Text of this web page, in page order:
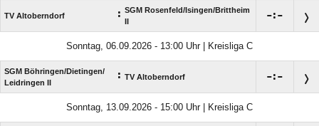
TV Altoberndorf : SGM Rosenfeld/​Isingen/​Brittheim
:
Sonntag, 06.09.2026 - 13:00 Uhr | Kreisliga C
SGM Böhringen/​Dietingen/​
Leidringen II
: TV Altoberndorf :
Sonntag, 13.09.2026 - 15:00 Uhr | Kreisliga C